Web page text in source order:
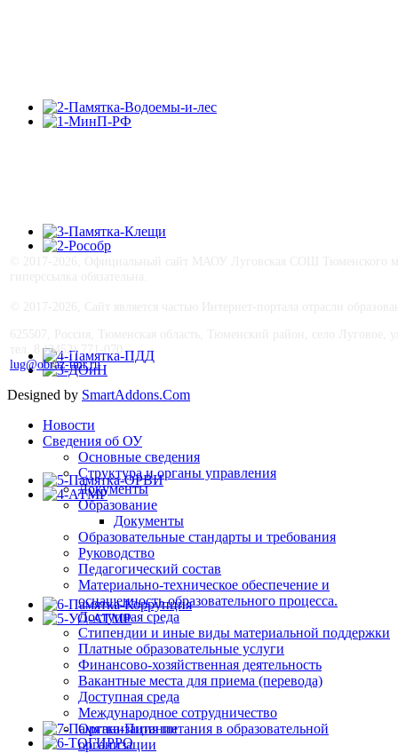
тел. 8 (3452) 771-070
lug@obraz-tmr.ru
Designed by SmartAddons.Com
Новости
Сведения об ОУ
Основные сведения
Структура и органы управления
Документы
Образование
Документы
Образовательные стандарты и требования
Руководство
Педагогический состав
Материально-техническое обеспечение и
оснащенность образовательного процесса.
Доступная среда
Стипендии и иные виды материальной поддержки
Платные образовательные услуги
Финансово-хозяйственная деятельность
Вакантные места для приема (перевода)
Доступная среда
Международное сотрудничество
Организация питания в образовательной
организации